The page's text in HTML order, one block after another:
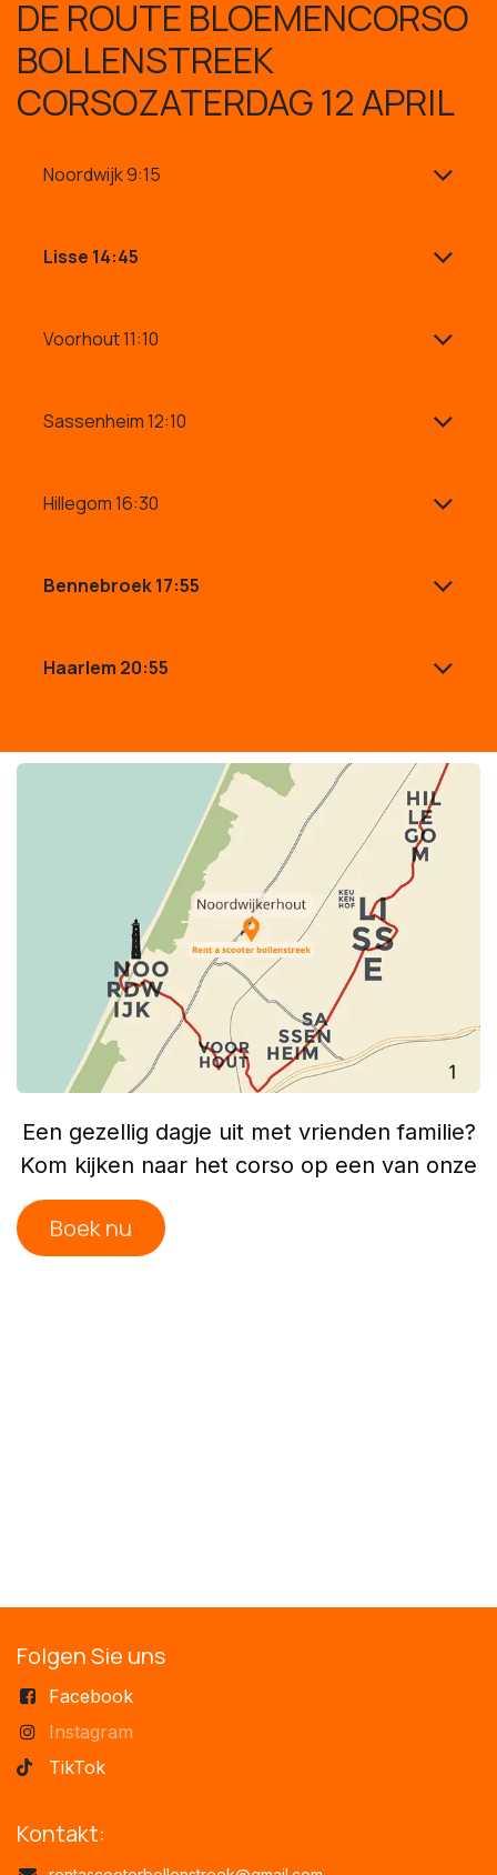
DE ROUTE BLOEMENCORSO
BOLLENSTREEK
CORSOZATERDAG 12 APRIL
Noordwijk 9:15
Lisse 14:45
Voorhout 11:10
Sassenheim 12:10
Hillegom 16:30
Bennebroek 17:55
Haarlem 20:55
Een gezellig dagje uit met vrienden familie?
Kom kijken naar het corso op een van onze
Boek​​​​​​ ​​​​nu
Folgen Sie uns
Fa​cebook
Instagram
TikTok
Kontakt: